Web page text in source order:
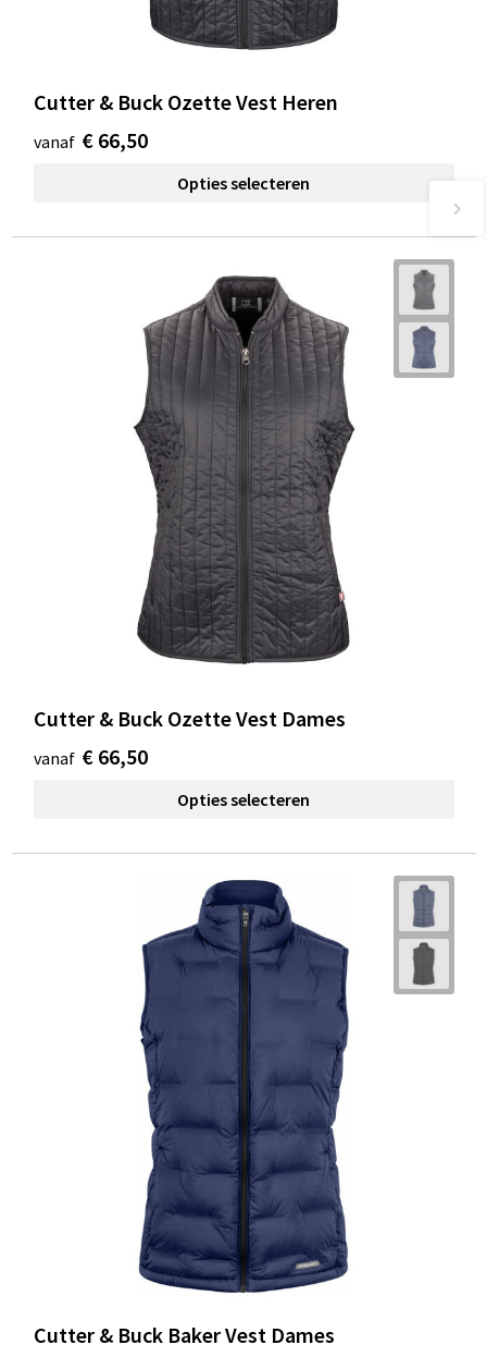
Cutter & Buck Ozette Vest Heren
vanaf € 66,50
Opties selecteren
Cutter & Buck Ozette Vest Dames
vanaf € 66,50
Opties selecteren
Cutter & Buck Baker Vest Dames